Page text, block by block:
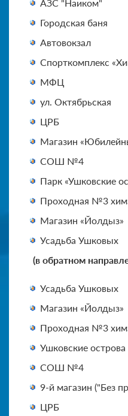
АЗС "Наиком"
Городская баня
Автовокзал
Спорткомплекс
МФЦ
ул. Октябрьская
ЦРБ
Магазин
СОШ №4
Парк «Ушковские
Проходная №3
Магазин «Йолдыз»
Усадьба Ушковых
(в обратном
Усадьба Ушковых
Магазин «Йолдыз»
Проходная №3
Ушковские острова
СОШ №4
9-й магазин ("Без
ЦРБ